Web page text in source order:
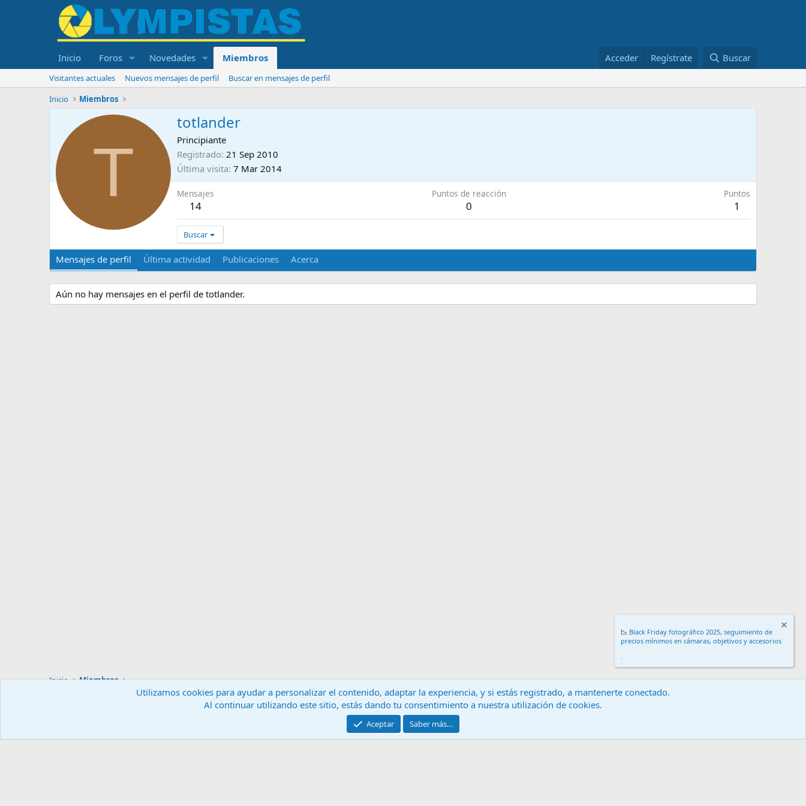
Inicio Foros Novedades Miembros Acceder Regístrate Buscar
Visitantes actuales Nuevos mensajes de perfil
Buscar en mensajes de perfil
Inicio
Miembros
T
totlander
Principiante
Registrado 21 Sep 2010
Última visita 7 Mar 2014
Mensajes
14
Puntos de reacción
0
Puntos
1
Buscar
Mensajes de perfil Última actividad Publicaciones Acerca
Aún no hay mensajes en el perfil de totlander.
Inicio Miembros
Contáctanos Términos y reglas
Community platform by XenForo® © 2010-2024 XenForo Ltd.
📉 Black Friday fotográfico 2025, seguimiento de
precios mínimos en cámaras, objetivos y accesorios
.
Utilizamos cookies para ayudar a personalizar el contenido, adaptar la experiencia, y si estás registrado, a mantenerte conectado.
Al continuar utilizando este sitio, estás dando tu consentimiento a nuestra utilización de cookies.
Aceptar Saber más…